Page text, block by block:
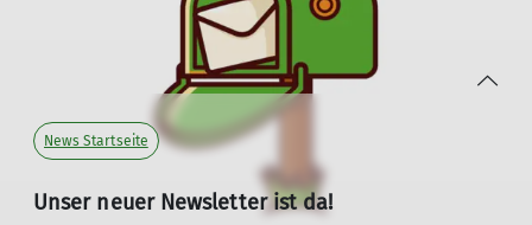
News Startseite
Unser neuer Newsletter ist da!